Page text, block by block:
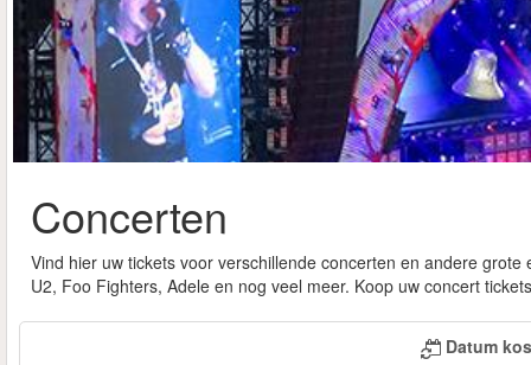
Concerten
Vind hier uw tickets voor verschillende concerten en andere
U2, Foo Fighters, Adele en nog veel meer. Koop uw concert
Datum